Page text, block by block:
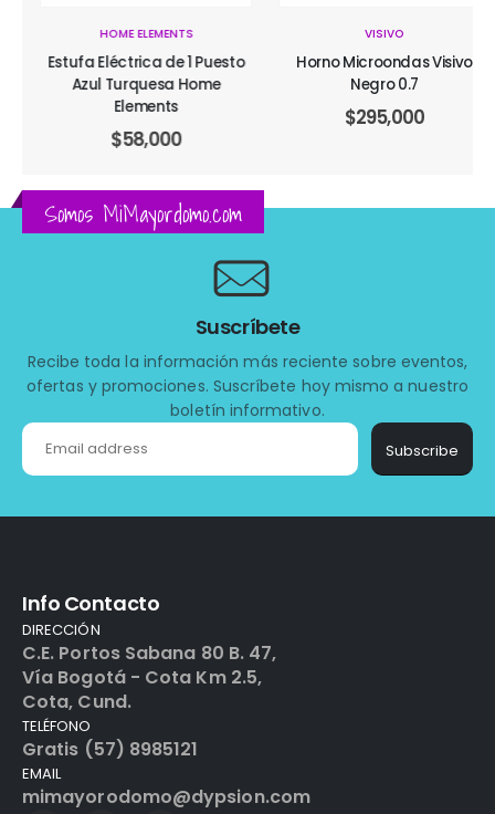
HOME ELEMENTS
Estufa Eléctrica de 1 Puesto
Azul Turquesa Home
Elements
58,000
VISIVO
Horno Microondas Visivo
Negro 0.7
295,000
Somos MiMayordomo.com
Suscríbete
Recibe toda la información más reciente sobre eventos,
ofertas y promociones. Suscríbete hoy mismo a nuestro
boletín informativo.
Subscribe
Info Contacto
DIRECCIÓN
C.E. Portos Sabana 80 B. 47,
Vía Bogotá - Cota Km 2.5,
Cota, Cund.
TELÉFONO
Gratis (57) 8985121
EMAIL
mimayorodomo@dypsion.com